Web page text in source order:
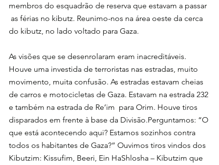
membros do esquadrão de reserva que estavam a passar
as férias no kibutz. Reunimo-nos na área oeste da cerca
do kibutz, no lado voltado para Gaza.
As visões que se desenrolaram eram inacreditáveis.
Houve uma investida de terroristas nas estradas, muito
movimento, muita confusão. As estradas estavam cheias
de carros e motocicletas de Gaza. Estavam na estrada 232
e também na estrada de Re’im  para Orim. Houve tiros
disparados em frente à base da Divisão.Perguntamos: “O
que está acontecendo aqui? Estamos sozinhos contra
todos os habitantes de Gaza?” Ouvimos tiros vindos dos
Kibutzim: Kissufim, Beeri, Ein HaShlosha – Kibutzim que